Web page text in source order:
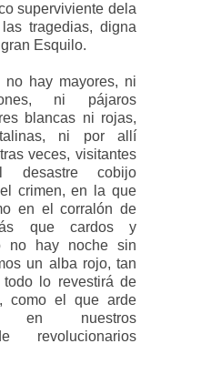
superviviente dela
tragedias, digna
Esquilo.
hay mayores, ni
ni pájaros
blancas ni rojas,
ni por allí
veces, visitantes
desastre cobijo
crimen, en la que
en el corralón de
que cardos y
no hay noche sin
un alba rojo, tan
lo revestirá de
como el que arde
en nuestros
revolucionarios